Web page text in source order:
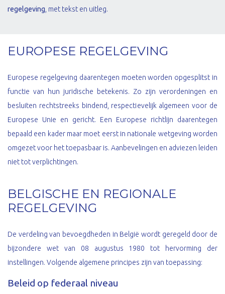
regelgeving , met tekst en uitleg.
EUROPESE REGELGEVING
Europese regelgeving daarentegen moeten worden opgesplitst in
functie van hun juridische betekenis. Zo zijn verordeningen en
besluiten rechtstreeks bindend, respectievelijk algemeen voor de
Europese Unie en gericht. Een Europese richtlijn daarentegen
bepaald een kader maar moet eerst in nationale wetgeving worden
omgezet voor het toepasbaar is. Aanbevelingen en adviezen leiden
niet tot verplichtingen.
BELGISCHE EN REGIONALE
REGELGEVING
De verdeling van bevoegdheden in België wordt geregeld door de
bijzondere wet van 08 augustus 1980 tot hervorming der
instellingen. Volgende algemene principes zijn van toepassing:
Beleid op federaal niveau